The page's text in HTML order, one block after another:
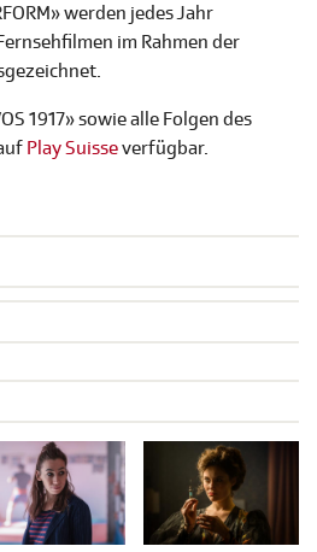
werden jedes Jahr
im Rahmen der
1917» sowie alle Folgen des
Play Suisseverfügbar.